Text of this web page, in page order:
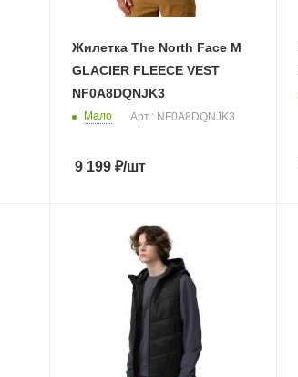
Жилетка The North Face M
GLACIER FLEECE VEST
NF0A8DQNJK3
Мало Арт.: NF0A8DQNJK3
9 199 ₽/шт